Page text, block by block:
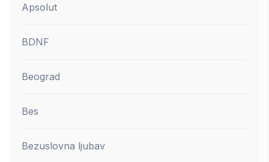
Apsolut
BDNF
Beograd
Bes
Bezuslovna ljubav